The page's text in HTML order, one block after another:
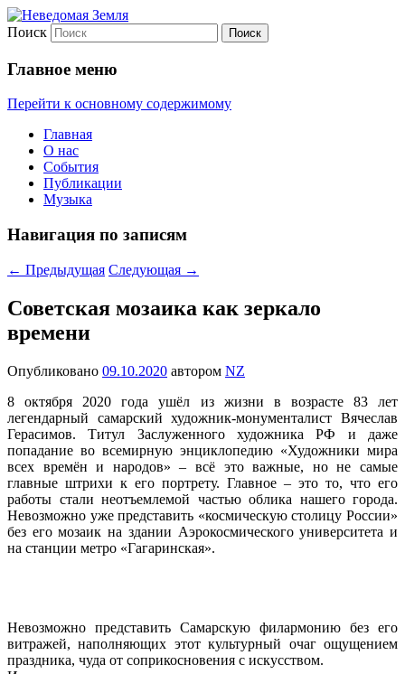
Неведомая Земля
Поиск
Главное меню
Перейти к основному содержимому
Главная
О нас
События
Публикации
Музыка
Навигация по записям
← Предыдущая Следующая →
Советская мозаика как зеркало
времени
Опубликовано 09.10.2020 автором NZ
8 октября 2020 года ушёл из жизни в возрасте 83 лет
легендарный самарский художник-монументалист Вячеслав
Герасимов. Титул Заслуженного художника РФ и даже
попадание во всемирную энциклопедию «Художники мира
всех времён и народов» – всё это важные, но не самые
главные штрихи к его портрету. Главное – это то, что его
работы стали неотъемлемой частью облика нашего города.
Невозможно уже представить «космическую столицу России»
без его мозаик на здании Аэрокосмического университета и
на станции метро «Гагаринская».
Невозможно представить Самарскую филармонию без его
витражей, наполняющих этот культурный очаг ощущением
праздника, чуда от соприкосновения с искусством.